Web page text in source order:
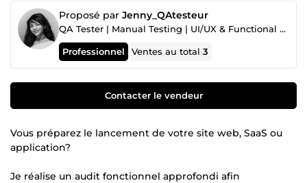
Proposé par Jenny_QAtesteur
QA Tester | Manual Testing | UI/UX & Functional Testing | Web & App Testing
Professionnel Ventes au total3
Contacter le vendeur
Vous préparez le lancement de votre site web, SaaS ou
application?
Je réalise un audit fonctionnel approfondi afin